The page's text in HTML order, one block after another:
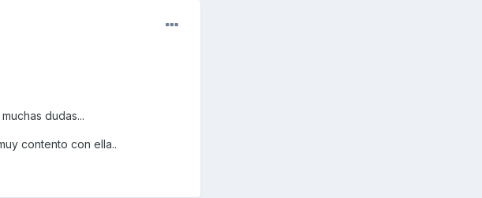
dudas...
contento con ella..